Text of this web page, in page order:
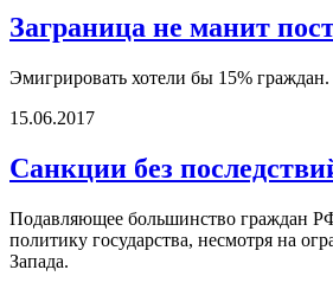
Заграница не манит
Эмигрировать хотели бы 15% граждан.
15.06.2017
Санкции без
Подавляющее большинство граждан
политику государства, несмотря на
Запада.